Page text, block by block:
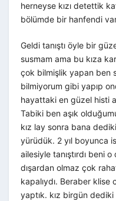
herneyse kızı detettik
bölümde bir hanfendi
Geldi tanıştı öyle bir
susmam ama bu kıza
çok bilmişlik yapan ben
bilmiyorum gibi yapıp
hayattaki en güzel histi
Tabiki ben aşık
kız lay sonra bana
yürüdük. 2 yıl boyunca
ailesiyle tanıştırdı beni
dışardan olmaz çok
kapalıydı. Beraber
yaptık. kız birgün